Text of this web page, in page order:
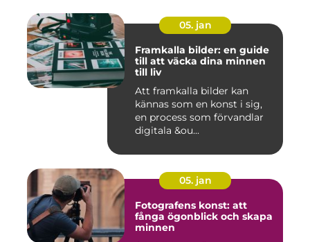
05. jan
Framkalla bilder: en guide
till att väcka dina minnen
till liv
Att framkalla bilder kan
kännas som en konst i sig,
en process som förvandlar
digitala &ou...
05. jan
Fotografens konst: att
fånga ögonblick och skapa
minnen